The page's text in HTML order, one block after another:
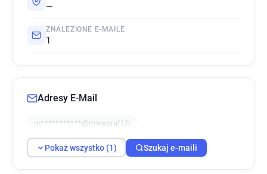
—
ZNALEZIONE E-MAILE
1
Adresy E-Mail
m***********@minecraft.fr
Pokaż wszystko (1) Szukaj e-maili